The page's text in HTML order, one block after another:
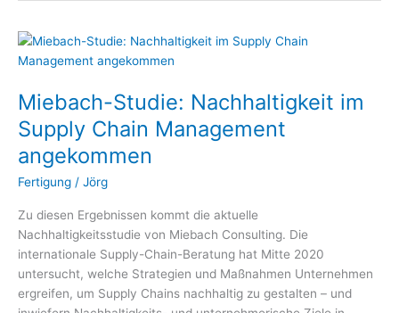
Miebach-Studie: Nachhaltigkeit im
Supply Chain Management
angekommen
Fertigung / Jörg
Zu diesen Ergebnissen kommt die aktuelle
Nachhaltigkeitsstudie von Miebach Consulting. Die
internationale Supply-Chain-Beratung hat Mitte 2020
untersucht, welche Strategien und Maßnahmen Unternehmen
ergreifen, um Supply Chains nachhaltig zu gestalten – und
Miebach-
Studie:
im
Supply
Chain
Management
angekommen